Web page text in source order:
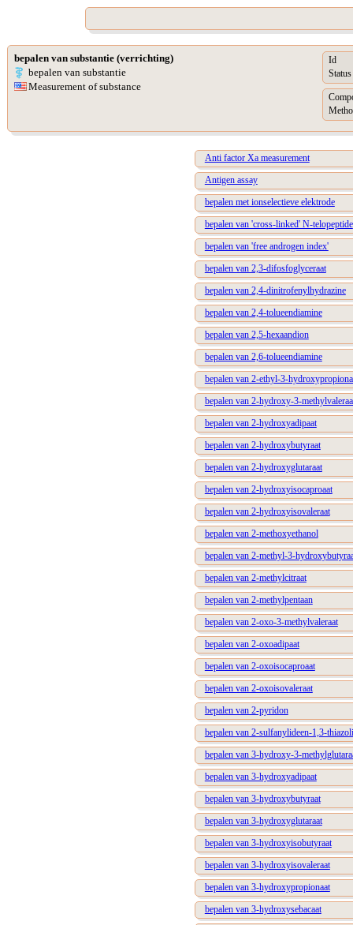
bepalen van substantie (verrichting)
bepalen van substantie
Measurement of substance
Id
Status
Anti factor Xa measurement
Antigen assay
bepalen met ionselectieve elektrode
bepalen van 'cross-linked' N-telopeptide
bepalen van 'free androgen index'
bepalen van 2,3-difosfoglyceraat
bepalen van 2,4-dinitrofenylhydrazine
bepalen van 2,4-tolueendiamine
bepalen van 2,5-hexaandion
bepalen van 2,6-tolueendiamine
bepalen van 2-ethyl-3-
bepalen van 2-hydroxy-3-
bepalen van 2-hydroxyadipaat
bepalen van 2-hydroxybutyraat
bepalen van 2-hydroxyglutaraat
bepalen van 2-hydroxyisocaproaat
bepalen van 2-hydroxyisovaleraat
bepalen van 2-methoxyethanol
bepalen van 2-methyl-3-
bepalen van 2-methylcitraat
bepalen van 2-methylpentaan
bepalen van 2-oxo-3-methylvaleraat
bepalen van 2-oxoadipaat
bepalen van 2-oxoisocaproaat
bepalen van 2-oxoisovaleraat
bepalen van 2-pyridon
bepalen van 2-sulfanylideen-1,3-
bepalen van 3-hydroxy-3-
bepalen van 3-hydroxyadipaat
bepalen van 3-hydroxybutyraat
bepalen van 3-hydroxyglutaraat
bepalen van 3-hydroxyisobutyraat
bepalen van 3-hydroxyisovaleraat
bepalen van 3-hydroxypropionaat
bepalen van 3-hydroxysebacaat